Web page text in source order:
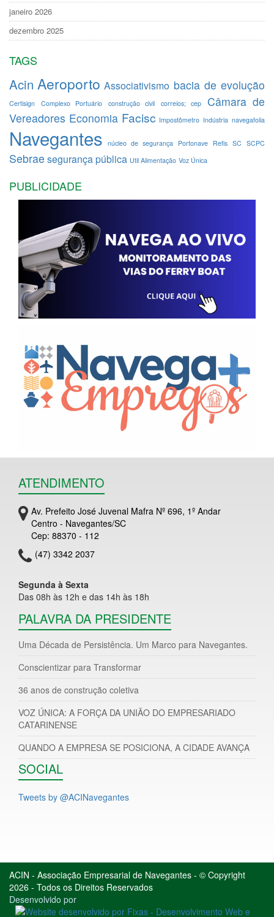
janeiro 2026
dezembro 2025
TAGS
Acin Aeroporto Associativismo bacia de evolução
Certisign Complexo Portuário construção civil correios; cep
Câmara de
Vereadores Economia Facisc Impostômetro Indústria navegafolia
Navegantes núcleo de segurança Portonave Refis SC SCPC
Sebrae segurança pública Util Alimentação Voz Única
PUBLICIDADE
ATENDIMENTO
Av. Prefeito José Juvenal Mafra Nº 696, 1º Andar
Centro - Navegantes/SC
Cep: 88370 - 112
(47) 3342 2037
Segunda à Sexta
Das 08h às 12h e das 14h às 18h
PALAVRA DA PRESIDENTE
Uma Década de Persistência. Um Marco para Navegantes.
Conscientizar para Transformar
36 anos de construção coletiva
VOZ ÚNICA: A FORÇA DA UNIÃO DO EMPRESARIADO
CATARINENSE
QUANDO A EMPRESA SE POSICIONA, A CIDADE AVANÇA
SOCIAL
Tweets by @ACINavegantes
ACIN - Associação Empresarial de Navegantes - © Copyright
2026 - Todos os Direitos Reservados
Desenvolvido por